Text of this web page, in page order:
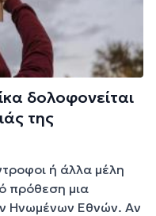
δολοφονείται
της
ή άλλα μέλη
πρόθεση μια
Ηνωμένων Εθνών. Αν